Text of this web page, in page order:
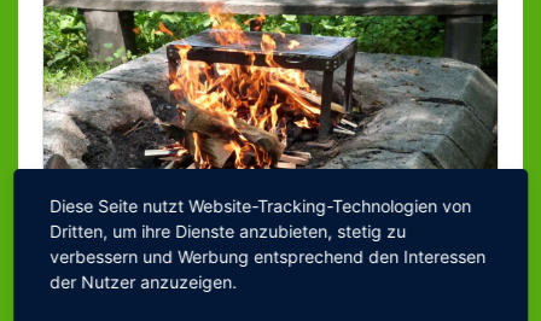
GARTEN
PERSONAL
PÄDAGOGIK
MITTAGSTISCH
KINDERGARTEN-
FESTE
ZUSAMMENARBEIT
Diese Seite nutzt Website-Tracking-Technologien von
Dritten, um ihre Dienste anzubieten, stetig zu
verbessern und Werbung entsprechend den Interessen
der Nutzer anzuzeigen.